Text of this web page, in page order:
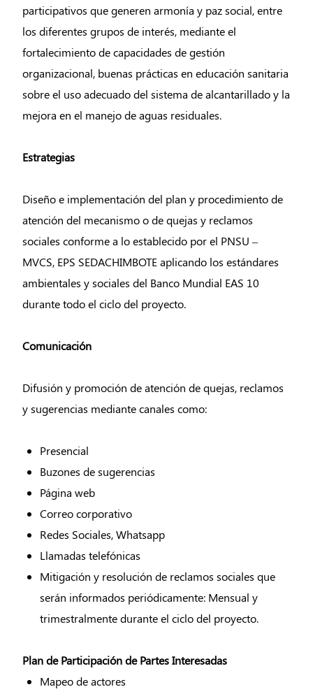
participativos que generen armonía y paz social, entre
los diferentes grupos de interés, mediante el
fortalecimiento de capacidades de gestión
organizacional, buenas prácticas en educación sanitaria
sobre el uso adecuado del sistema de alcantarillado y la
mejora en el manejo de aguas residuales.
Estrategias
Diseño e implementación del plan y procedimiento de
atención del mecanismo o de quejas y reclamos
sociales conforme a lo establecido por el PNSU –
MVCS, EPS SEDACHIMBOTE aplicando los estándares
ambientales y sociales del Banco Mundial EAS 10
durante todo el ciclo del proyecto.
Comunicación
Difusión y promoción de atención de quejas, reclamos
y sugerencias mediante canales como:
Presencial
Buzones de sugerencias
Página web
Correo corporativo
Redes Sociales, Whatsapp
Llamadas telefónicas
Mitigación y resolución de reclamos sociales que
serán informados periódicamente: Mensual y
trimestralmente durante el ciclo del proyecto.
Plan de Participación de Partes Interesadas
Mapeo de actores